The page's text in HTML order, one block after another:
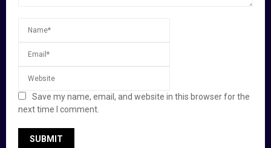
Save my name, email, and website in this browser for the
next time I comment.